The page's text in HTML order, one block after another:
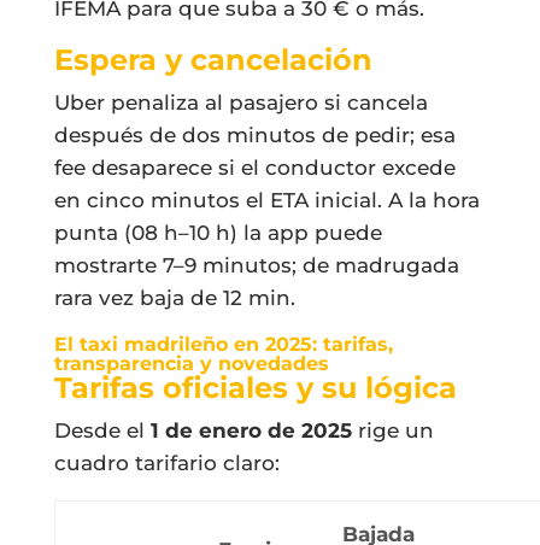
IFEMA para que suba a 30 € o más.
Espera y cancelación
Uber penaliza al pasajero si cancela
después de dos minutos de pedir; esa
fee desaparece si el conductor excede
en cinco minutos el ETA inicial. A la hora
punta (08 h–10 h) la app puede
mostrarte 7–9 minutos; de madrugada
rara vez baja de 12 min.
El taxi madrileño en 2025: tarifas,
transparencia y novedades
Tarifas oficiales y su lógica
Desde el 1 de enero de 2025rige un
cuadro tarifario claro:
Bajada